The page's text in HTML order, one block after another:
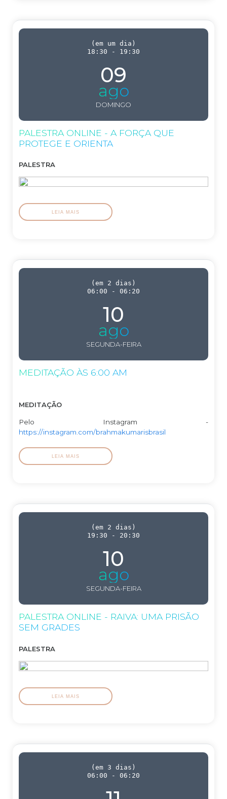
PALESTRA ONLINE - A FORÇA QUE
PROTEGE E ORIENTA
PALESTRA
DOMINGO
ago
09
18:30 - 19:30
(em um dia )
LEIA MAIS
MEDITAÇÃO ÀS 6:00 AM
MEDITAÇÃO
SEGUNDA-FEIRA
ago
10
06:00 - 06:20
( em 2 dias )
Pelo Instagram -
https://instagram.com/brahmakumarisbrasil
LEIA MAIS
PALESTRA ONLINE - RAIVA: UMA PRISÃO
SEM GRADES
PALESTRA
SEGUNDA-FEIRA
ago
10
19:30 - 20:30
( em 2 dias )
LEIA MAIS
06:00 - 06:20
( em 3 dias )